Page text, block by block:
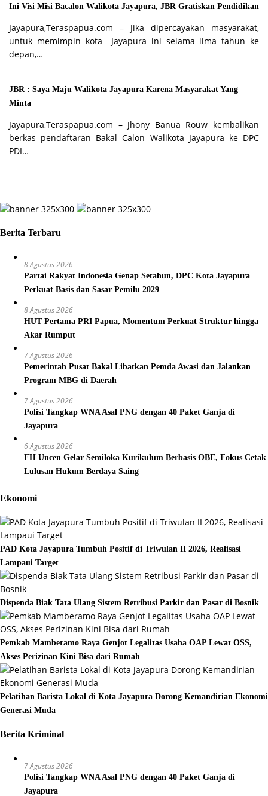
Ini Visi Misi Bacalon Walikota Jayapura, JBR Gratiskan Pendidikan
Jayapura,Teraspapua.com – Jika dipercayakan masyarakat,
untuk memimpin kota Jayapura ini selama lima tahun ke
depan,…
JBR : Saya Maju Walikota Jayapura Karena Masyarakat Yang
Minta
Jayapura,Teraspapua.com – Jhony Banua Rouw kembalikan
berkas pendaftaran Bakal Calon Walikota Jayapura ke DPC
PDI…
Berita Terbaru
8 Agustus 2026
Partai Rakyat Indonesia Genap Setahun, DPC Kota Jayapura
Perkuat Basis dan Sasar Pemilu 2029
8 Agustus 2026
HUT Pertama PRI Papua, Momentum Perkuat Struktur hingga
Akar Rumput
7 Agustus 2026
Pemerintah Pusat Bakal Libatkan Pemda Awasi dan Jalankan
Program MBG di Daerah
7 Agustus 2026
Polisi Tangkap WNA Asal PNG dengan 40 Paket Ganja di
Jayapura
6 Agustus 2026
FH Uncen Gelar Semiloka Kurikulum Berbasis OBE, Fokus Cetak
Lulusan Hukum Berdaya Saing
Ekonomi
PAD Kota Jayapura Tumbuh Positif di Triwulan II 2026, Realisasi
Lampaui Target
Dispenda Biak Tata Ulang Sistem Retribusi Parkir dan Pasar di Bosnik
Pemkab Mamberamo Raya Genjot Legalitas Usaha OAP Lewat OSS,
Akses Perizinan Kini Bisa dari Rumah
Pelatihan Barista Lokal di Kota Jayapura Dorong Kemandirian Ekonomi
Generasi Muda
Berita Kriminal
7 Agustus 2026
Polisi Tangkap WNA Asal PNG dengan 40 Paket Ganja di
Jayapura